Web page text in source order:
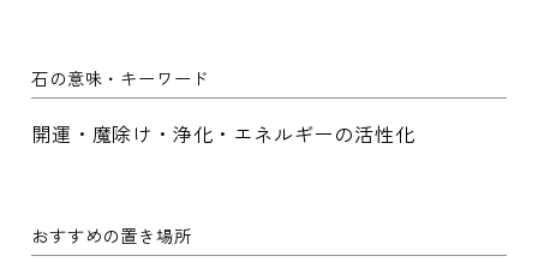
石の意味・キーワード
開運・魔除け・浄化・エネルギーの活性化
おすすめの置き場所